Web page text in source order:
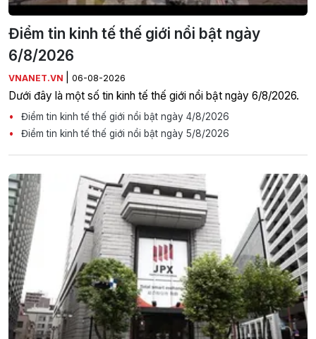
Điểm tin kinh tế thế giới nổi bật ngày
6/8/2026
VNANET.VN 06-08-2026
Dưới đây là một số tin kinh tế thế giới nổi bật ngày 6/8/2026.
Điểm tin kinh tế thế giới nổi bật ngày 4/8/2026
Điểm tin kinh tế thế giới nổi bật ngày 5/8/2026